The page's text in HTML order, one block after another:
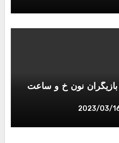
خ 4؛ همه بازیگران نون خ و ساعت
2023/03/